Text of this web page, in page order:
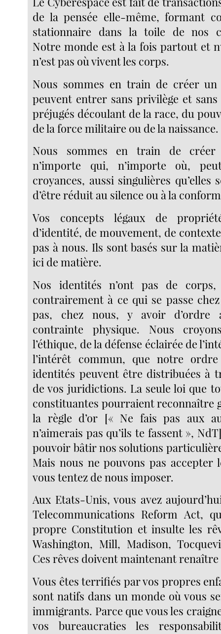
de la pensée elle-même, formant
stationnaire dans la toile de nos
Notre monde est à la fois partout et
n’est pas où vivent les corps.
Nous sommes en train de créer
peuvent entrer sans privilège et
préjugés découlant de la race, du
de la force militaire ou de la naissance.
Nous sommes en train de
n’importe qui, n’importe où,
croyances, aussi singulières qu’elles
d’être réduit au silence ou à la
Vos concepts légaux de
d’identité, de mouvement, de
pas à nous. Ils sont basés sur la
ici de matière.
Nos identités n’ont pas de corps,
contrairement à ce qui se passe
pas, chez nous, y avoir d’ordre
contrainte physique. Nous
l’éthique, de la défense éclairée de
l’intérêt commun, que notre
identités peuvent être distribuées à
de vos juridictions. La seule loi que
constituantes pourraient reconnaître
la règle d’or [« Ne fais pas aux
n’aimerais pas qu’ils te fassent »,
pouvoir bâtir nos solutions
Mais nous ne pouvons pas accepter
vous tentez de nous imposer.
Aux Etats-Unis, vous avez
Telecommunications Reform Act,
propre Constitution et insulte les
Washington, Mill, Madison,
Ces rêves doivent maintenant renaître
Vous êtes terrifiés par vos propres
sont natifs dans un monde où vous
immigrants. Parce que vous les
vos bureaucraties les